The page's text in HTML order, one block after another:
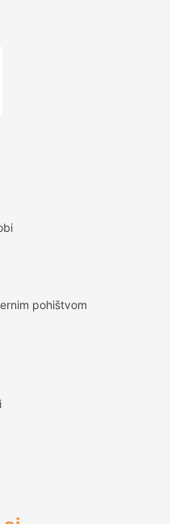
pohištvom